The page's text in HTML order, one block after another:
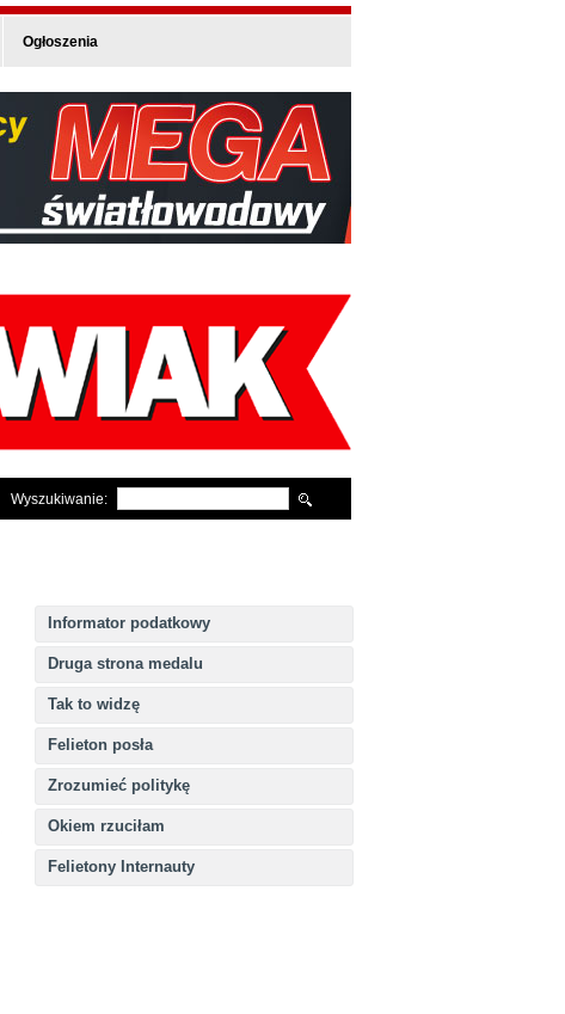
Ogłoszenia
Wyszukiwanie:
Informator podatkowy
Druga strona medalu
Tak to widzę
Felieton posła
Zrozumieć politykę
Okiem rzuciłam
Felietony Internauty